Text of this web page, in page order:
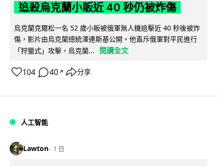
追殺烏克蘭小販近 40 秒仍被炸傷
烏克蘭克爾松一名 52 歲小販被俄軍無人機追擊近 40 秒後被炸
傷，影片由烏克蘭總統澤連斯基公開。他直斥俄軍對平民進行
「狩獵式」攻擊，烏克蘭...
閱讀全文
104 40 ↗ 分享
人工智能
Lawton 1 日